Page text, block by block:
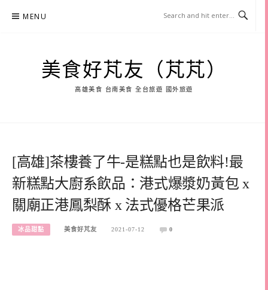
MENU
美食好芃友（芃芃）
高雄美食 台南美食 全台旅遊 國外旅遊
[高雄]茶樓養了牛-是糕點也是飲料!最
新糕點大廚系飲品：港式爆漿奶黃包 x
關廟正港鳳梨酥 x 法式優格芒果派
冰品甜點 美食好芃友 2021-07-12 0